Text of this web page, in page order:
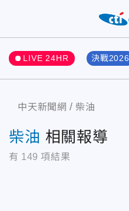
LIVE 24HR 決戰2026
中天新聞網 柴油
柴油 相關報導
有 149 項結果